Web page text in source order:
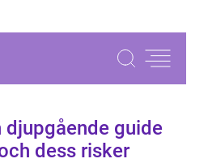
djupgående guide
dess risker